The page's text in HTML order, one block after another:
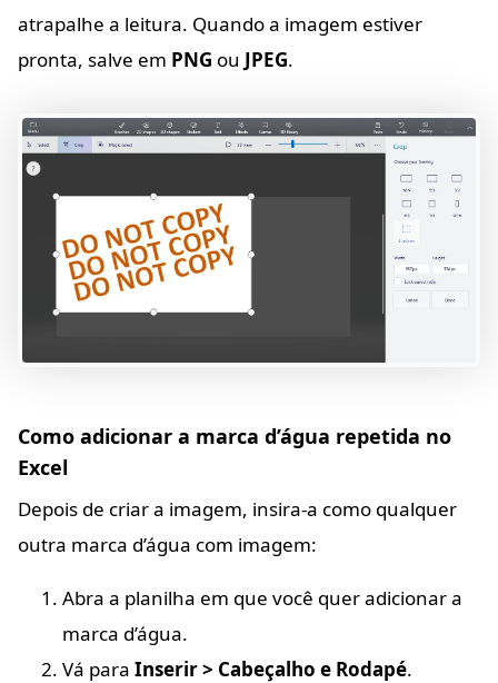
atrapalhe a leitura. Quando a imagem estiver
pronta, salve em PNG ou JPEG.
Como adicionar a marca d’água repetida no
Excel
Depois de criar a imagem, insira-a como qualquer
outra marca d’água com imagem:
Abra a planilha em que você quer adicionar a
marca d’água.
Vá para Inserir > Cabeçalho e Rodapé.